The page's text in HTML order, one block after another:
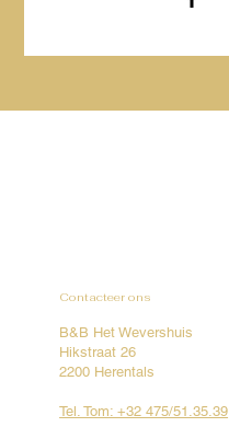
Contacteer ons
B&B Het Wevershuis
Hikstraat 26
2200 Herentals
Tel. Tom: +32 475/51.35.39